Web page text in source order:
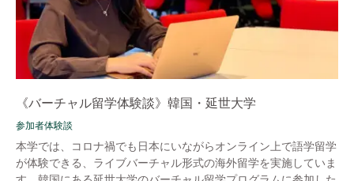
《バーチャル留学体験談》韓国・延世大学
参加者体験談
本学では、コロナ禍でも日本にいながらオンライン上で語学留学
が体験できる、ライブバーチャル形式の海外留学を実施していま